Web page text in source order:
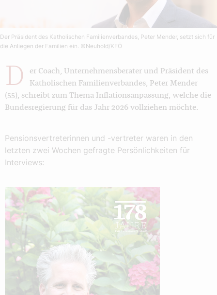
Der Präsident des Katholischen Familienverbandes, Peter Mender, setzt sich für
die Anliegen der Familien ein. ©Neuhold/KFÖ
D
er Coach, Unternehmensberater und Präsident des
Katholischen Familienverbandes, Peter Mender
(55), schreibt zum Thema Inflationsanpassung, welche die
Bundesregierung für das Jahr 2026 vollziehen möchte.
Pensionsvertreterinnen und -vertreter waren in den
letzten zwei Wochen gefragte Persönlichkeiten für
Interviews: